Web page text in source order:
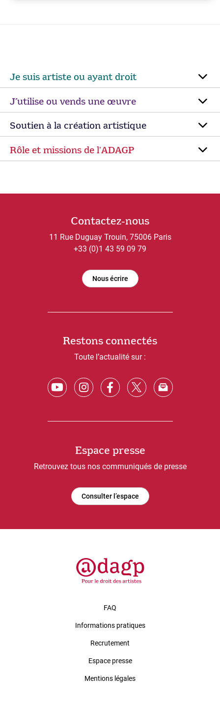
Je suis artiste ou ayant droit
J’utilise ou vends une œuvre
Soutien à la création artistique
Rôle et missions de lʼADAGP
Contactez-nous
11 Rue Duguay Trouin, 75006 Paris
+33 (0)1 43 59 09 79
Nous écrire
Restons connectés
Toute l’actualité sur :
Espace presse
Retrouvez tous nos communiqués de presse
Consulter l’espace
FAQ
Informations pratiques
Recrutement
Espace presse
Mentions légales